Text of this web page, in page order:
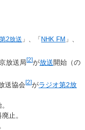
2放送 」、「 NHK FM 」、
放送局[2]が放送開始（の
送協会[2]がラジオ第2放
止。